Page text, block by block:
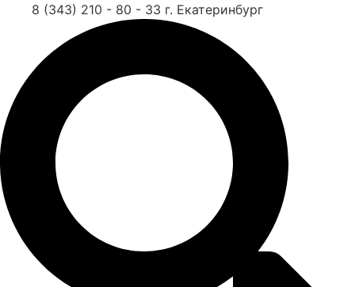
8 (343) 210 - 80 - 33 г. Екатеринбург